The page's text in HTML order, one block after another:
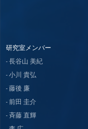
研究室メンバー
長谷山 美紀
小川 貴弘
藤後 廉
前田 圭介
斉藤 直輝